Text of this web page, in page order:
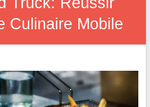
Culinaire Mobile